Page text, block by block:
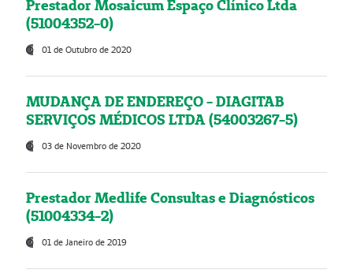
Prestador Mosaicum Espaço Clínico Ltda
(51004352-0)
01 de Outubro de 2020
MUDANÇA DE ENDEREÇO - DIAGITAB
SERVIÇOS MÉDICOS LTDA (54003267-5)
03 de Novembro de 2020
Prestador Medlife Consultas e Diagnósticos
(51004334-2)
01 de Janeiro de 2019